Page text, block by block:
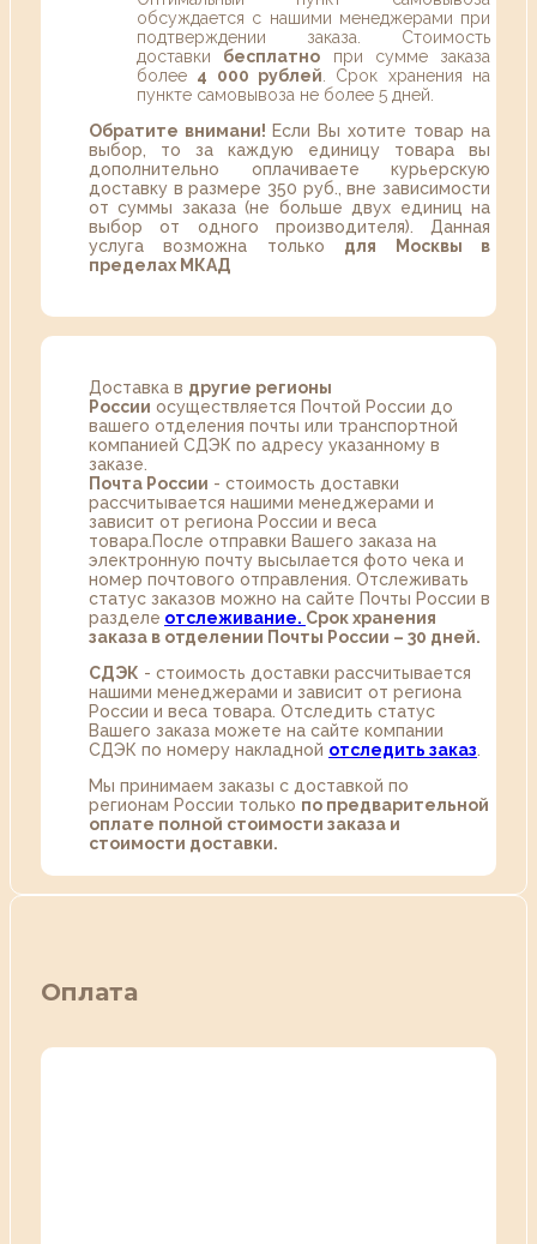
обсуждается с нашими менеджерами при
подтверждении заказа. Стоимость
доставки бесплатно при сумме заказа
более 4 000 рублей . Срок хранения на
пункте самовывоза не более 5 дней.
Обратите внимани! Если Вы хотите товар на
выбор, то за каждую единицу товара вы
дополнительно оплачиваете курьерскую
доставку в размере 350 руб., вне зависимости
от суммы заказа (не больше двух единиц на
выбор от одного производителя). Данная
услуга возможна только для Москвы в
пределах МКАД
Доставка в другие регионы
России осуществляется Почтой России до
вашего отделения почты или транспортной
компанией СДЭК по адресу указанному в
заказе.
Почта России - стоимость доставки
рассчитывается нашими менеджерами и
зависит от региона России и веса
товара.После отправки Вашего заказа на
электронную почту высылается фото чека и
номер почтового отправления. Отслеживать
статус заказов можно на сайте Почты России в
разделе oтслеживание. Срок хранения
заказа в отделении Почты России – 30 дней.
СДЭК - стоимость доставки рассчитывается
нашими менеджерами и зависит от региона
России и веса товара. Отследить статус
Вашего заказа можете на сайте компании
СДЭК по номеру накладной отследить заказ
Мы принимаем заказы с доставкой по
регионам России только по предварительной
оплате полной стоимости заказа и
стоимости доставки.
Оплата